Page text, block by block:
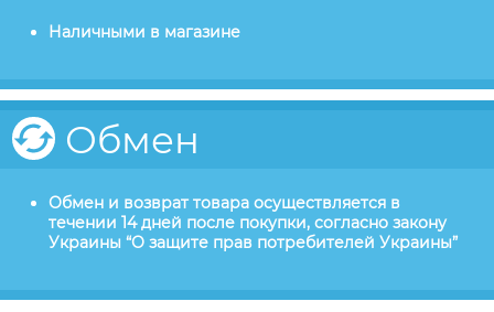
Наличными в магазине
Обмен
Обмен и возврат товара осуществляется в
течении 14 дней после покупки, согласно закону
Украины “О защите прав потребителей Украины”